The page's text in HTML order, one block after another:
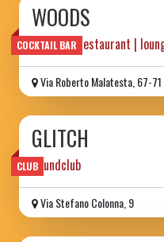
COCKTAIL BAR
WOODS
aperitif | restaurant |
Via Roberto Malatesta, 67-71
CLUB
GLITCH
Soundclub
Via Stefano Colonna, 9